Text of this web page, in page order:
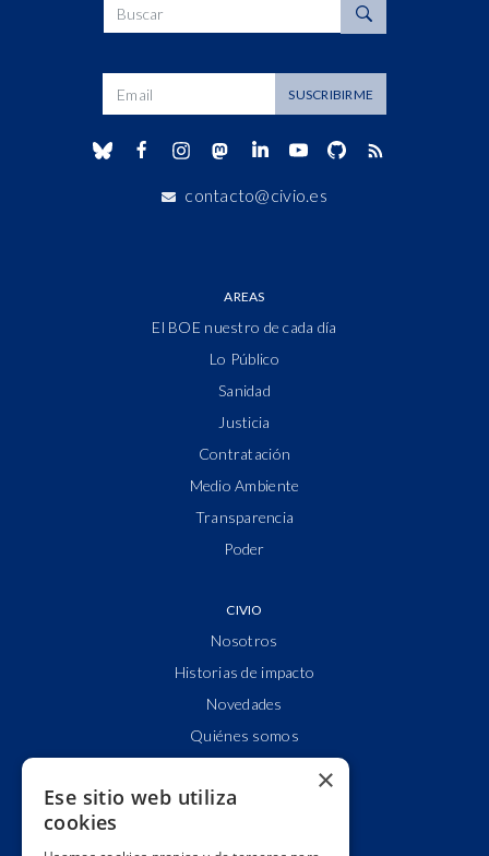
SUSCRIBIRME
contacto@civio.es
AREAS
El BOE nuestro de cada día
Lo Público
Sanidad
Justicia
Contratación
Medio Ambiente
Transparencia
Poder
CIVIO
Nosotros
Historias de impacto
Novedades
Quiénes somos
Alianzas y redes
×
Ese sitio web utiliza
cookies